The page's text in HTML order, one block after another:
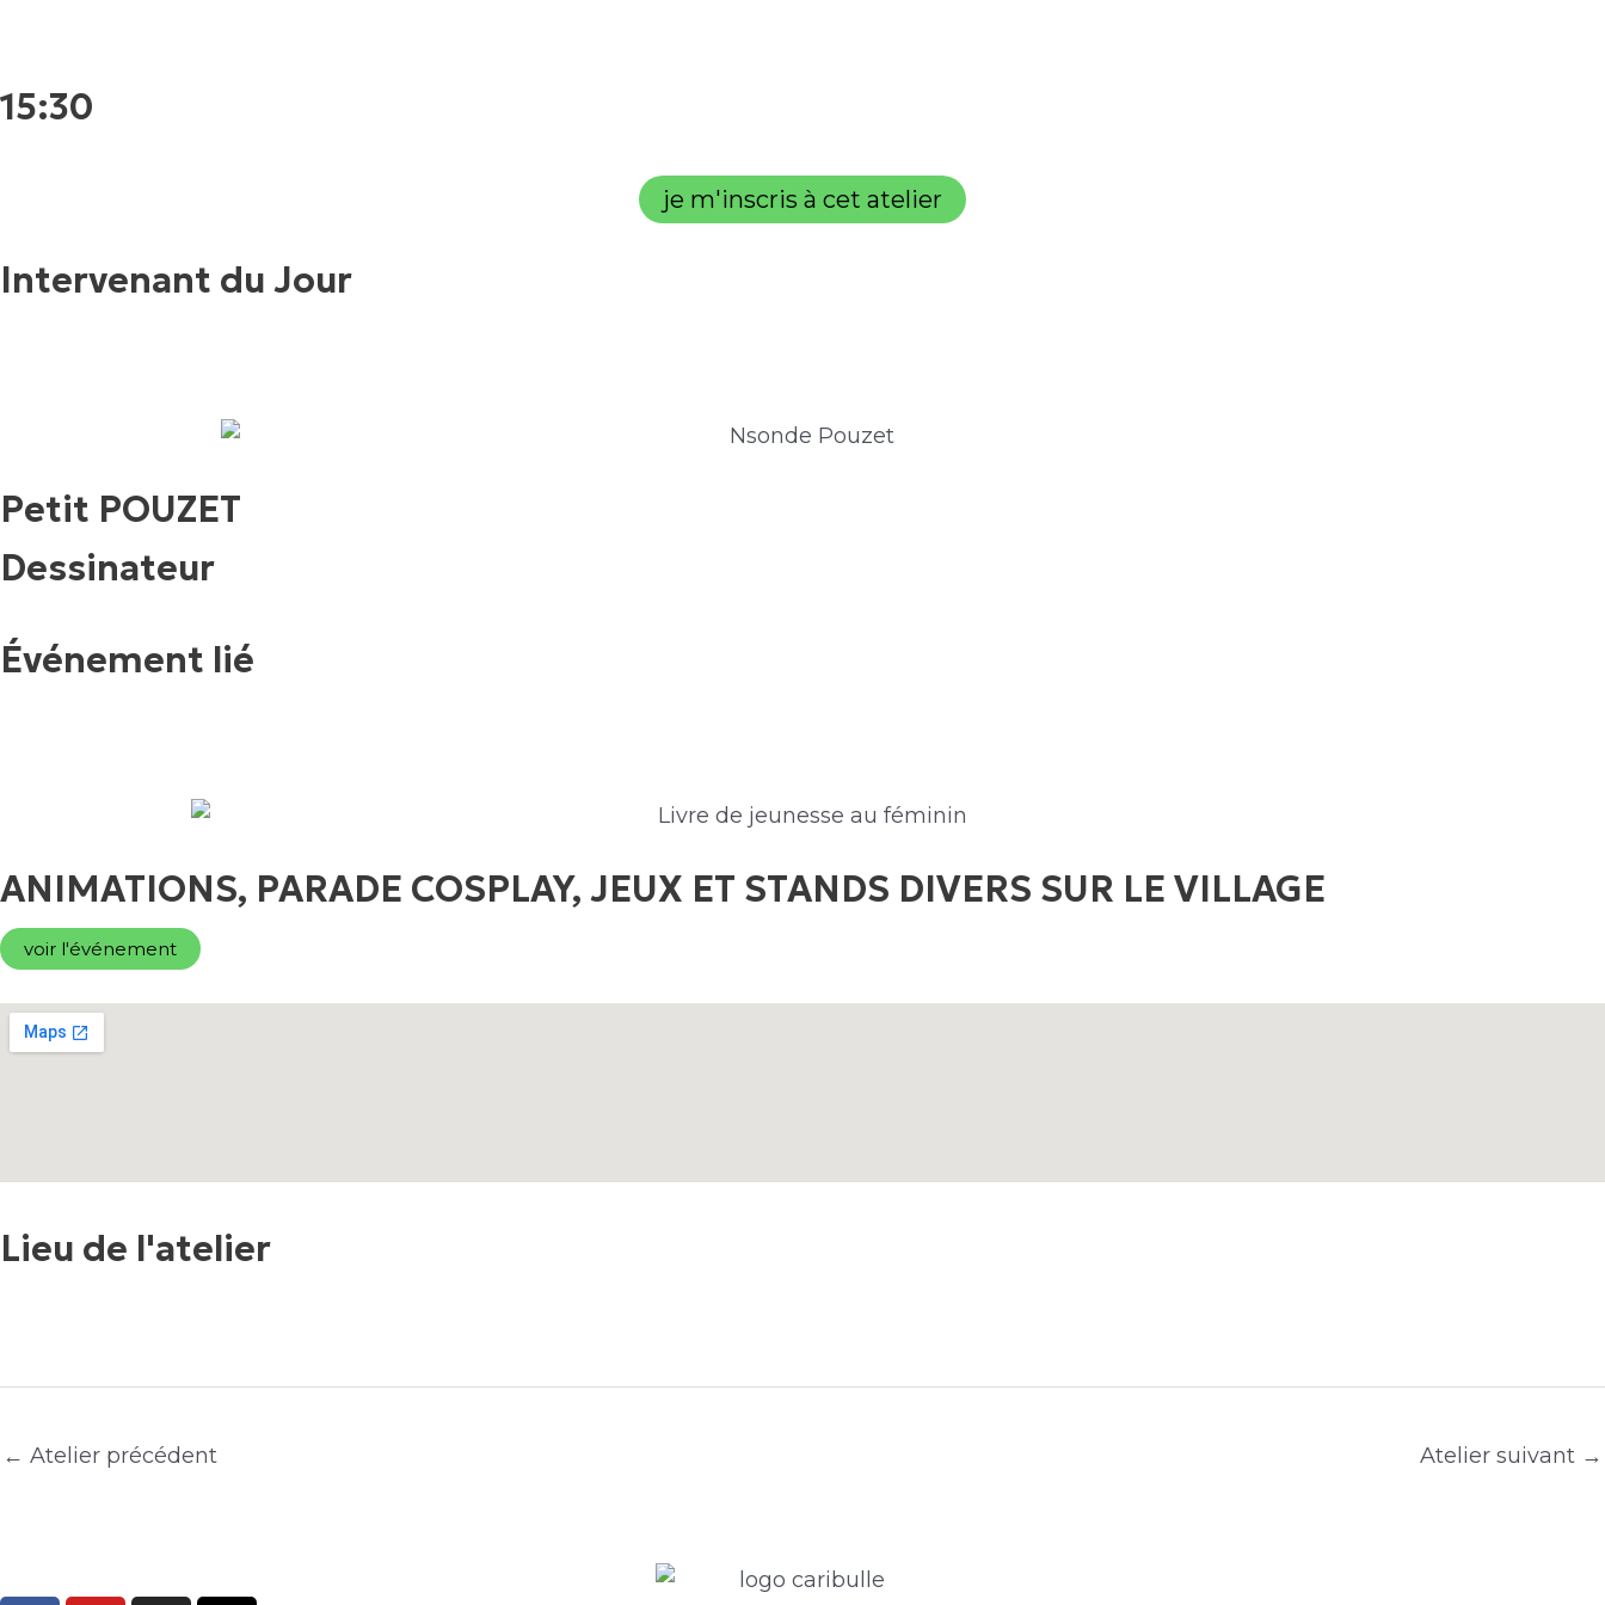
15:30
je m'inscris à cet atelier
Intervenant du Jour
Petit POUZET
Dessinateur
Événement lié
ANIMATIONS, PARADE COSPLAY, JEUX ET STANDS DIVERS SUR LE VILLAGE
voir l'événement
Lieu de l'atelier
← Atelier précédent Atelier suivant →